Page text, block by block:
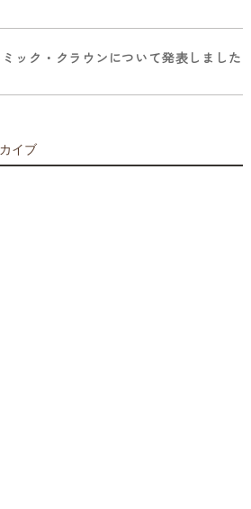
ック・クラウンについて発表しました
イブ